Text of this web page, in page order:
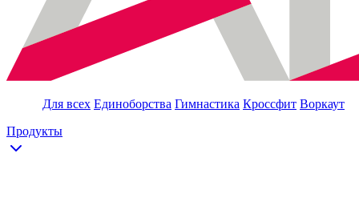
Для всех Единоборства Гимнастика Кроссфит Воркаут
Продукты